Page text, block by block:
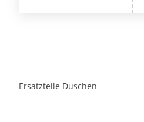
Ersatzteile Duschen